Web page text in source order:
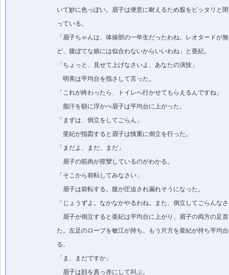
いて妙に色っぽい。眉子は便意に耐えるため股をピッタリと
っている。
「眉子ちゃんは、体操部の一年生だったわね。レオタードが
ど、腹ぼてな娘には似合わないからいいわね」と亜紀。
「ちょっと、見せて上げなさいよ、あなたの演技」
明美は平均台を指さして言った。
「これが終わったら、トイレへ行かせてもらえるんですね」
脂汗を額に浮かべ眉子は平均台に上がった。
「まずは、倒立をしてごらん」
亜紀が指図すると眉子は慎重に倒立を行った。
「まだよ、まだ、まだ」
眉子の筋肉が痙攣しているのがわかる。
「そこから前転してみなさい」
眉子は前転する。腹が圧迫され漏れそうになった。
「じょうずよ。なかなかやるわね。また、倒立してごらんな
眉子が倒立すると亜紀は平均台に上がり、眉子の両方の足
た。左足のロープを敏江が持ち、もう片方を亜紀が持ち平均
る。
「ま、まだですか」
眉子は顔を真っ赤にして叫ぶ。